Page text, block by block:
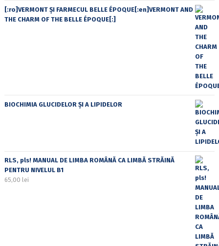
[:ro]VERMONT ȘI FARMECUL BELLE ÉPOQUE[:en]VERMONT AND
THE CHARM OF THE BELLE ÉPOQUE[:]
BIOCHIMIA GLUCIDELOR ȘI A LIPIDELOR
RLS, pls! MANUAL DE LIMBA ROMÂNĂ CA LIMBĂ STRĂINĂ
PENTRU NIVELUL B1
65,00 lei